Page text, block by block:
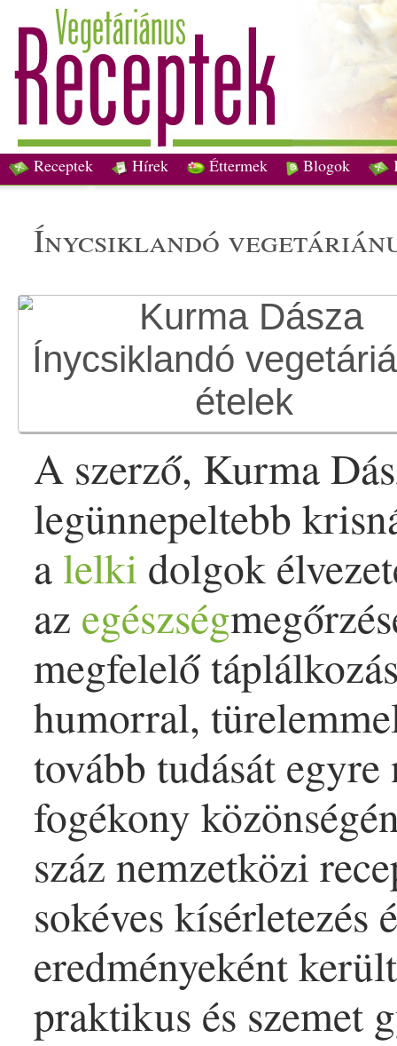
Receptek Hírek Éttermek Blogok
ínycsiklandó
A szerző, Kurma
legünnepeltebb
a lelki dolgok
az egészség
megfelelő
humorral,
tovább tudását
fogékony
száz nemzetközi
sokéves kísérletezés
eredményeként
praktikus és szemet